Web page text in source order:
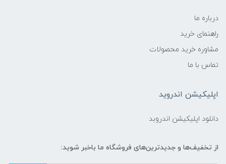
درباره ما
راهنمای خرید
مشاوره خرید محصولات
تماس با ما
اپلیکیشن اندروید
دانلود اپلیکیشن اندروبد
از تخفیف‌ها و جدیدترین‌های فروشگاه ما باخبر شوید: